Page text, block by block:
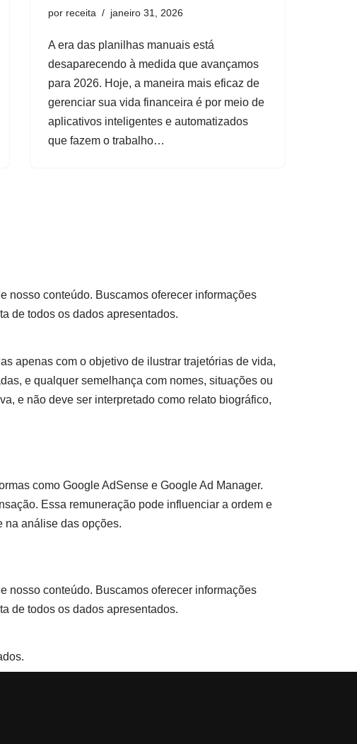
por receita janeiro 31, 2026
A era das planilhas manuais está
desaparecendo à medida que avançamos
para 2026. Hoje, a maneira mais eficaz de
gerenciar sua vida financeira é por meio de
aplicativos inteligentes e automatizados
que fazem o trabalho…
nosso conteúdo. Buscamos oferecer informações
de todos os dados apresentados.
apenas com o objetivo de ilustrar trajetórias de vida,
e qualquer semelhança com nomes, situações ou
e não deve ser interpretado como relato biográfico,
como Google AdSense e Google Ad Manager.
Essa remuneração pode influenciar a ordem e
na análise das opções.
nosso conteúdo. Buscamos oferecer informações
de todos os dados apresentados.